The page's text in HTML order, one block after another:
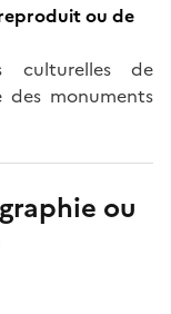
ou de
culturelles de
des monuments
ou